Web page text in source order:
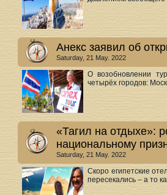
Анекс заявил об
Saturday, 21 May. 2022
О возобновлении
четырёх городов:
«Тагил на отдыхе»:
национальному
Saturday, 21 May. 2022
Скоро египетские
пересекались – а то